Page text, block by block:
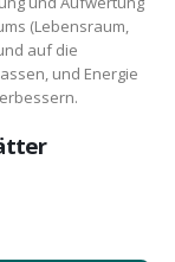
(Lebensraum,
auf die
und Energie